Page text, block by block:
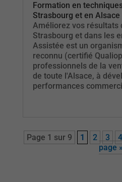
Formation en
Strasbourg et en Alsace
Améliorez vos résultats
Strasbourg et dans les
Assistée est un
reconnu (certifié
professionnels de la
de toute l'Alsace, à
performances
Page 1 sur 9 1 2 3 4
page »